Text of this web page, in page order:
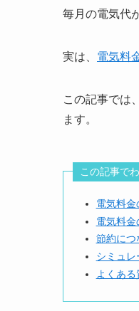
毎月の電気代
実は、 電気料
この記事では
ます。
この記事で
電気料
電気料金
節約につ
シミュ
よくある